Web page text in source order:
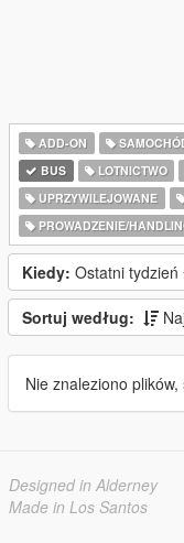
ADD-ON
BUS
LOTNICTWO
UPRZYWILEJOWANE
PROWADZENIE/
Kiedy: Ostatni tydzień
Sortuj według:
Nie znaleziono
Designed in Alderney
Made in Los Santos